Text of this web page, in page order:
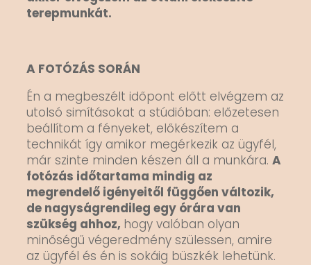
terepmunkát.
A FOTÓZÁS SORÁN
Én a megbeszélt időpont előtt elvégzem az
utolsó simításokat a stúdióban: előzetesen
beállítom a fényeket, előkészítem a
technikát így amikor megérkezik az ügyfél,
már szinte minden készen áll a munkára. A
fotózás időtartama mindig az
megrendelő igényeitől függően változik,
de nagyságrendileg egy órára van
szükség ahhoz, hogy valóban olyan
minőségű végeredmény szülessen, amire
az ügyfél és én is sokáig büszkék lehetünk.